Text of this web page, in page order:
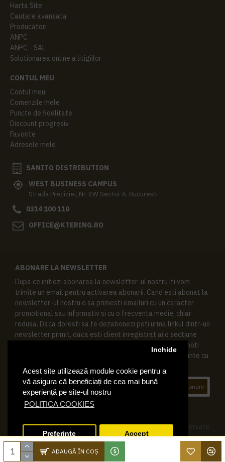
Acest site utilizează module cookie pentru a
vă asigura că beneficiați de cea mai bună
experiență pe site-ul nostru
POLITICA COOKIES
Inchide
Preferinte Accept
ADAUGĂ ÎN COŞ
Harta Site
Cautare avansata
Producatori
ANPC
ANPC - SAL
Solutionarea online a litigiilor
CONTUL MEU
Contul meu
Comenzile mele
Puncte de fidelitate
Discount progresiv
Favorite
Adresele mele
SANITO DISTRIBUTION
WEST BUSINESS CAMPUS
Strada Preciziei, Nr, 3W Sector 6, Bucuresti
0314 100 110
OFFICE@KTERING.RO
ABONARE LA NEWSLETTER
Dupa ce initiezi abonarea la newsletter-ul nostru iti vom
trimite un email pentru activarea abonarii. Cand esti abonat la
newsletter-ul nostru o sa primesti emailuri cu un caracter
promotional sau informativ si cu o frecventa medie, chiar
redusa. Daca doresti sa te dezabonezi poti urma linkul dintr-un
newsletter primit, daca esti client inregistrat ai o sectiune
speciala in contul tau in acest scop, si de asemenea ne poti
contacta oricand pe email pentru orice intrebari sau cerinte cu
Abonare
© 2019 Ktering.ro , Toate drepturile rezervate